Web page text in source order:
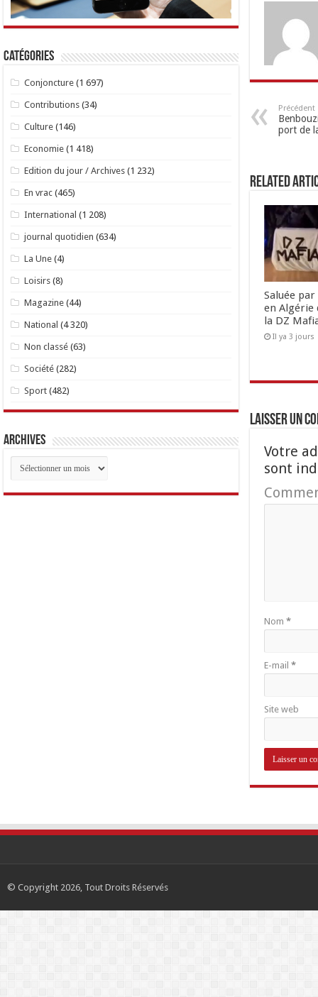
Précédent
port de
Related
Saluée
en Algérie
la DZ
Il ya 3 jours
Laisser un
Votre
sont
Nom *
E-mail *
Site web
Catégories
Conjoncture (1 697)
Contributions (34)
Culture (146)
Economie (1 418)
Edition du jour / Archives (1 232)
En vrac (465)
International (1 208)
journal quotidien (634)
La Une (4)
Loisirs (8)
Magazine (44)
National (4 320)
Non classé (63)
Société (282)
Sport (482)
Archives
Archives
© Copyright 2026, Tout Droits Réservés